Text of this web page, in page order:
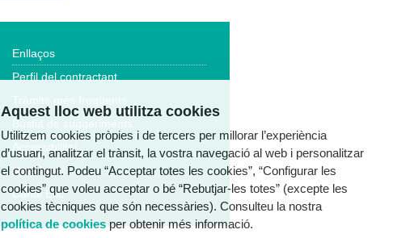
Enllaços
Perfil del contractant
Tràmits més freqüents
Bústia de suggeriments
Accessibilitat
Nota legal
Canal Ètic
Aquest lloc web utilitza cookies
Utilitzem cookies pròpies i de tercers per millorar l’experiència
d’usuari, analitzar el trànsit, la vostra navegació al web i personalitzar
el contingut. Podeu “Acceptar totes les cookies”, “Configurar les
cookies” que voleu acceptar o bé “Rebutjar-les totes” (excepte les
cookies tècniques que són necessàries). Consulteu la nostra
política de cookiesper obtenir més informació.